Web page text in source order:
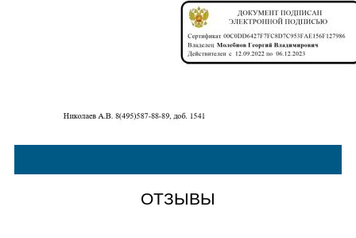
ОТЗЫВЫ